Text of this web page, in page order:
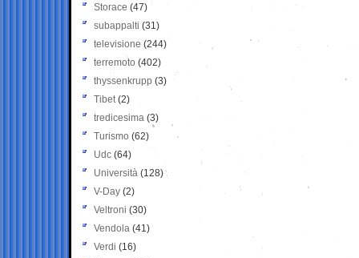
Storace (47)
subappalti (31)
televisione(244)
terremoto (402)
thyssenkrupp (3)
Tibet(2)
tredicesima (3)
Turismo (62)
Udc (64)
Università (128)
V-Day (2)
Veltroni (30)
Vendola (41)
Verdi (16)